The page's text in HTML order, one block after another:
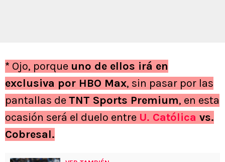
* Ojo, porque uno de ellos irá en
exclusiva por HBO Max, sin pasar por las
pantallas deTNT Sports Premium, en esta
ocasión será el duelo entre U. Católica vs.
Cobresal.